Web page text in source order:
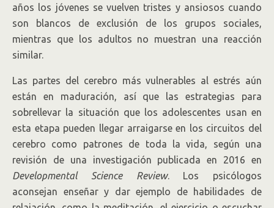
años los jóvenes se vuelven tristes y ansiosos cuando
son blancos de exclusión de los grupos sociales,
mientras que los adultos no muestran una reacción
similar.
Las partes del cerebro más vulnerables al estrés aún
están en maduración, así que las estrategias para
sobrellevar la situación que los adolescentes usan en
esta etapa pueden llegar arraigarse en los circuitos del
cerebro como patrones de toda la vida, según una
revisión de una investigación publicada en 2016 en
Developmental Science Review. Los psicólogos
aconsejan enseñar y dar ejemplo de habilidades de